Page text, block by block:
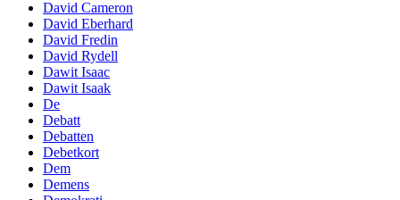
David Cameron
David Eberhard
David Fredin
David Rydell
Dawit Isaac
Dawit Isaak
De
Debatt
Debatten
Debetkort
Dem
Demens